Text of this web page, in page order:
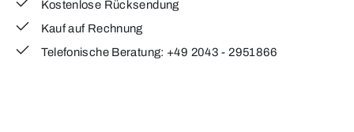
Kostenlose Rücksendung
Kauf auf Rechnung
Telefonische Beratung: +49 2043 - 2951866